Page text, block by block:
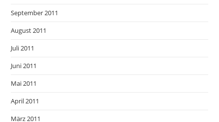
September 2011
August 2011
Juli 2011
Juni 2011
Mai 2011
April 2011
März 2011